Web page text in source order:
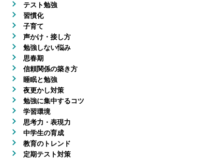
テスト勉強
習慣化
子育て
声かけ・接し方
勉強しない悩み
思春期
信頼関係の築き方
睡眠と勉強
夜更かし対策
勉強に集中するコツ
学習環境
思考力・表現力
中学生の育成
教育のトレンド
定期テスト対策